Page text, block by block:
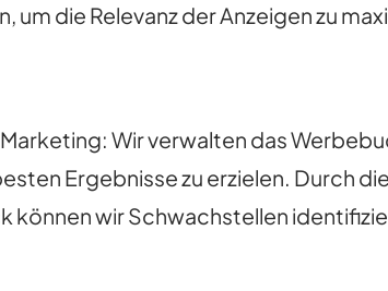
die Relevanz der Anzeigen zu
Wir verwalten das
Ergebnisse zu erzielen. Durch
wir Schwachstellen